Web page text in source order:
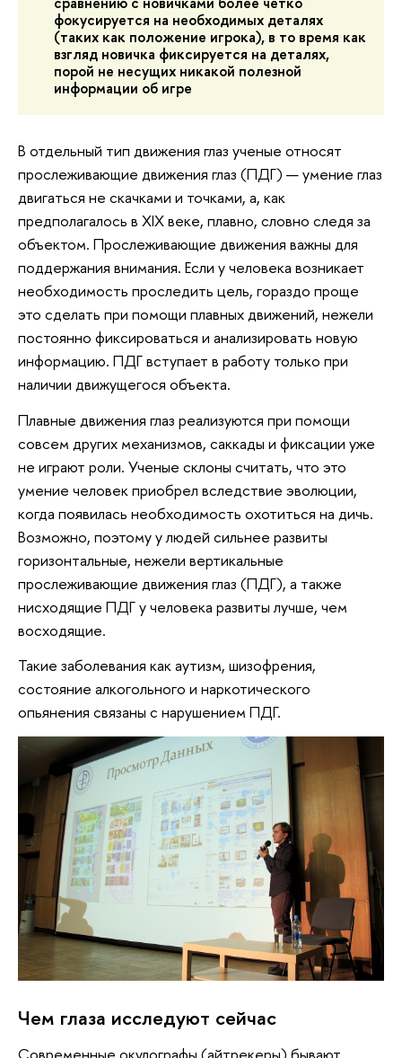
фокусируется на необходимых деталях
(таких как положение игрока), в то время как
взгляд новичка фиксируется на деталях,
порой не несущих никакой полезной
информации об игре
В отдельный тип движения глаз ученые относят
прослеживающие движения глаз (ПДГ) — умение глаз
двигаться не скачками и точками, а, как
предполагалось в XIX веке, плавно, словно следя за
объектом. Прослеживающие движения важны для
поддержания внимания. Если у человека возникает
необходимость проследить цель, гораздо проще
это сделать при помощи плавных движений, нежели
постоянно фиксироваться и анализировать новую
информацию. ПДГ вступает в работу только при
наличии движущегося объекта.
Плавные движения глаз реализуются при помощи
совсем других механизмов, саккады и фиксации уже
не играют роли. Ученые склоны считать, что это
умение человек приобрел вследствие эволюции,
когда появилась необходимость охотиться на дичь.
Возможно, поэтому у людей сильнее развиты
горизонтальные, нежели вертикальные
прослеживающие движения глаз (ПДГ), а также
нисходящие ПДГ у человека развиты лучше, чем
восходящие.
Такие заболевания как аутизм, шизофрения,
состояние алкогольного и наркотического
опьянения связаны с нарушением ПДГ.
Чем глаза исследуют сейчас
Современные окулографы (айтрекеры) бывают